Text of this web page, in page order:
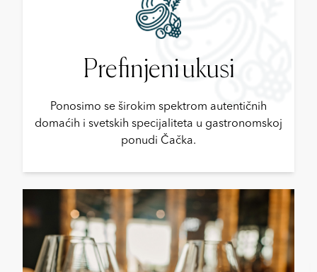
Prefinjeni ukusi
Ponosimo se širokim spektrom autentičnih
domaćih i svetskih specijaliteta u gastronomskoj
ponudi Čačka.